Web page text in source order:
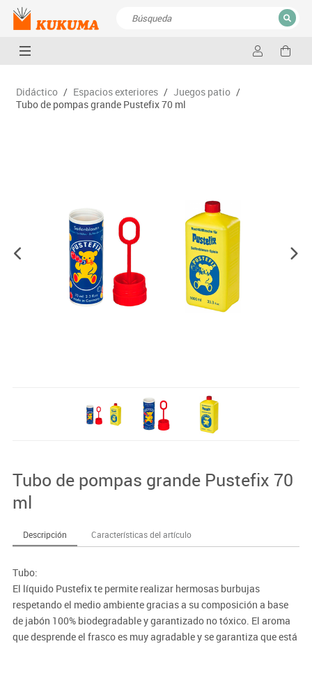
CERRAR
Didáctico / Espacios exteriores / Juegos patio /
Tubo de pompas grande Pustefix 70 ml
Tubo de pompas grande Pustefix 70
ml
Descripción Características del artículo
Tubo:
El líquido Pustefix te permite realizar hermosas burbujas
respetando el medio ambiente gracias a su composición a base
de jabón 100% biodegradable y garantizado no tóxico. El aroma
que desprende el frasco es muy agradable y se garantiza que está